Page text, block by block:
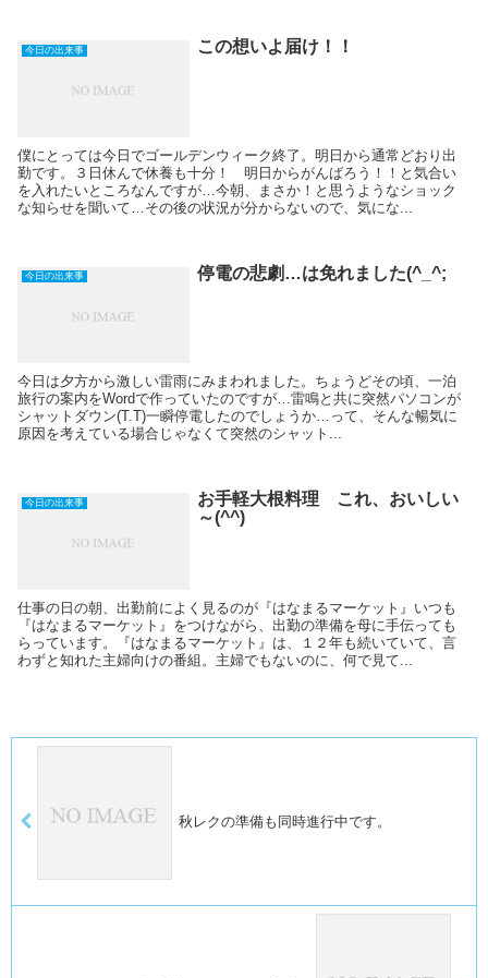
今日の出来事 この想いよ届け！！
僕にとっては今日でゴールデンウィーク終了。明日から通常どおり出
勤です。３日休んで休養も十分！ 明日からがんばろう！！と気合い
を入れたいところなんですが…今朝、まさか！と思うようなショック
な知らせを聞いて…その後の状況が分からないので、気にな...
今日の出来事 停電の悲劇…は免れました(^_^;
今日は夕方から激しい雷雨にみまわれました。ちょうどその頃、一泊
旅行の案内をWordで作っていたのですが…雷鳴と共に突然パソコンが
シャットダウン(T.T)一瞬停電したのでしょうか…って、そんな暢気に
原因を考えている場合じゃなくて突然のシャット...
今日の出来事
お手軽大根料理 これ、おいしい
～(^^)
仕事の日の朝、出勤前によく見るのが『はなまるマーケット』いつも
『はなまるマーケット』をつけながら、出勤の準備を母に手伝っても
らっています。『はなまるマーケット』は、１２年も続いていて、言
わずと知れた主婦向けの番組。主婦でもないのに、何で見て...
秋レクの準備も同時進行中です。